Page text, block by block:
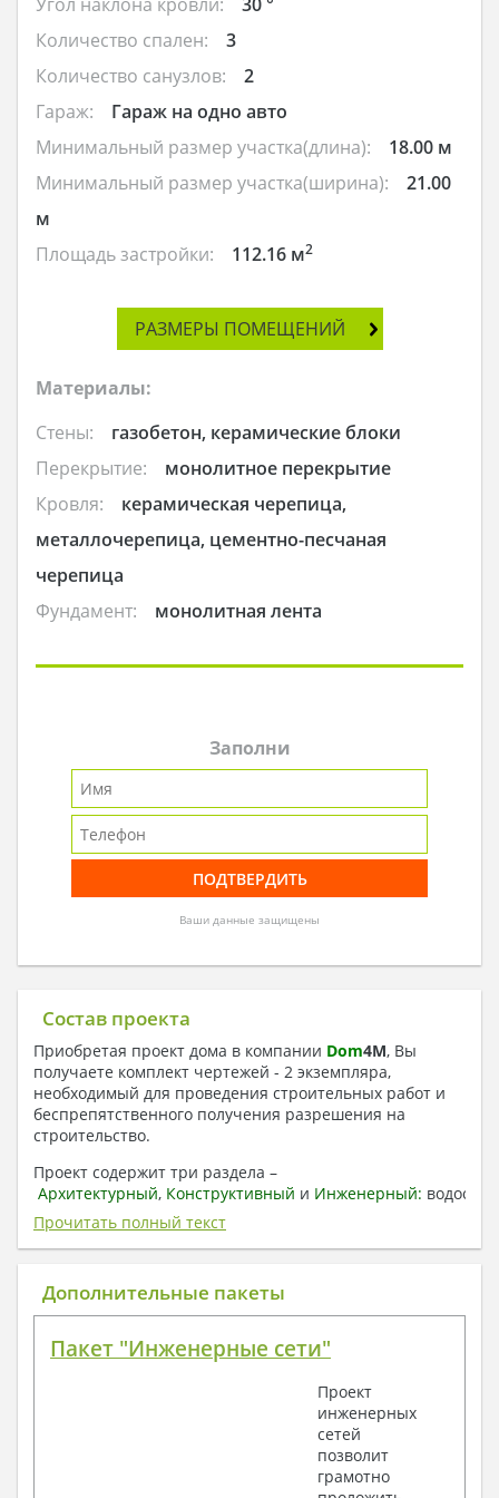
Угол наклона кровли:
30 °
Количество спален:
3
Количество санузлов:
2
Гараж:
Гараж на одно авто
Минимальный размер участка(длина):
18.00 м
Минимальный размер участка(ширина):
21.00
м
Площадь застройки:
112.16 м2
РАЗМЕРЫ ПОМЕЩЕНИЙ
Материалы:
Стены:
газобетон, керамические блоки
Перекрытие:
монолитное перекрытие
Кровля:
керамическая черепица,
металлочерепица, цементно-песчаная
черепица
Фундамент:
монолитная лента
Заполни
Ваши данные защищены
Состав проекта
Приобретая проект дома в компании Dom4M, Вы
получаете комплект чертежей - 2 экземпляра,
необходимый для проведения строительных работ и
беспрепятственного получения разрешения на
строительство.
Проект содержит три раздела –
Архитектурный, Конструктивный и Инженерный:
отопление, вентиляция, канализация,
электроснабжение (приобретается за дополнительную
плату) + Пояснительная записка.
1. Архитектурный раздел:
План координационных осей
Поэтажные маркировочные планы с
Разрезы и состав конструкций
Фасады с ведомостью внешних отделок
Прочитать полный текст
Дополнительные пакеты
Пакет "Инженерные сети"
Проект
инженерных
сетей
позволит
грамотно